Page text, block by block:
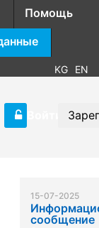
Помощь
KG EN
15-07-2025
сообщение